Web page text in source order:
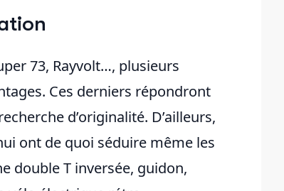
73, Rayvolt…, plusieurs
Ces derniers répondront
d’originalité. D’ailleurs,
ont de quoi séduire même les
double T inversée, guidon,